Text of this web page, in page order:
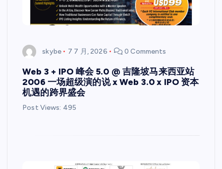
skybe 7 7 月, 2026 0 Comments
Web 3 + IPO 峰会 5.0 @ 吉隆坡马来西亚站
2006 一场超级演的说 x Web 3.0 x IPO 资本
机遇的跨界盛会
Post Views: 495